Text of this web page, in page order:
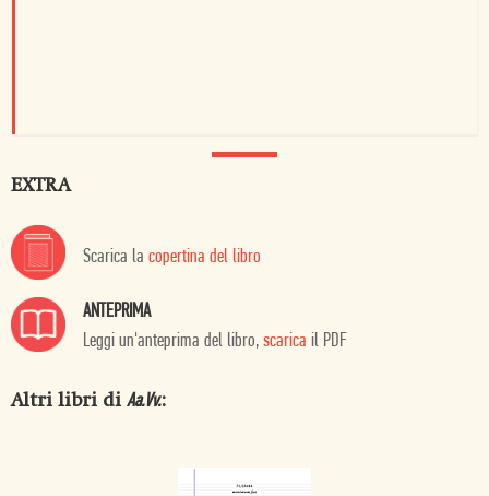
EXTRA
Scarica la copertina del libro
ANTEPRIMA
Leggi un'anteprima del libro, scarica il PDF
Altri libri di Aa.Vv.: